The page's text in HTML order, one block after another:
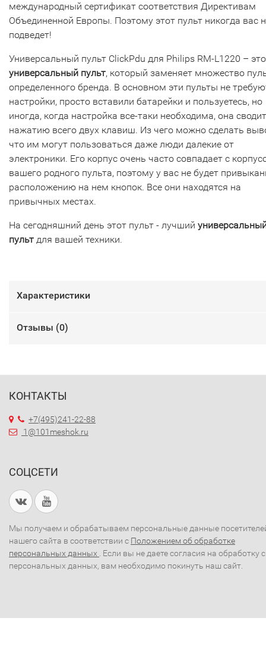
международный сертификат соответствия Директивам
Объединенной Европы. Поэтому этот пульт никогда вас
подведет!
Универсальный пульт ClickPdu для Philips RM-L1220 – это
универсальный пульт, который заменяет множество
определенного бренда. В основном эти пульты не
настройки, просто вставили батарейки и пользуетесь, но
иногда, когда настройка все-таки необходима, она
нажатию всего двух клавиш. Из чего можно сделать
что им могут пользоваться даже люди далекие от
электроники. Его корпус очень часто совпадает с
вашего родного пульта, поэтому у вас не будет
расположению на нем кнопок. Все они находятся на
привычных местах.
На сегодняшний день этот пульт - лучший
пульт для вашей техники.
Характеристики
Отзывы (0)
КОНТАКТЫ
+7(495)241-22-88
1@101meshok.ru
СОЦСЕТИ
Мы получаем и обрабатываем персональные данные
нашего сайта в соответствии с Положением об обработке
персональных данных . Если вы не даете согласия на обработку
персональных данных, вам необходимо покинуть наш сайт.